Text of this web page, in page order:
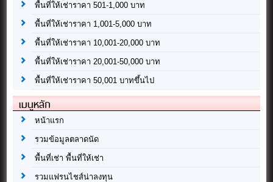
พื้นที่ให้เช่าราคา 501-1,000 บาท
พื้นที่ให้เช่าราคา 1,001-5,000 บาท
พื้นที่ให้เช่าราคา 10,001-20,000 บาท
พื้นที่ให้เช่าราคา 20,001-50,000 บาท
พื้นที่ให้เช่าราคา 50,001 บาทขึ้นไป
เมนูหลัก
หน้าแรก
รวมข้อมูลตลาดนัด
พื้นที่เช่า พื้นที่ให้เช่า
รวมแฟรนไชส์น่าลงทุน